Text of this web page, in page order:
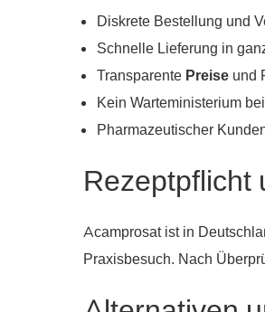
Diskrete Bestellung und
Schnelle Lieferung in
Transparente Preise und
Kein Warteministerium
Pharmazeutischer
Rezeptpflicht
Acamprosat ist in
Praxisbesuch. Nach